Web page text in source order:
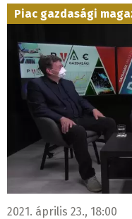
Piac gazdasági
2021. április 23., 18:00